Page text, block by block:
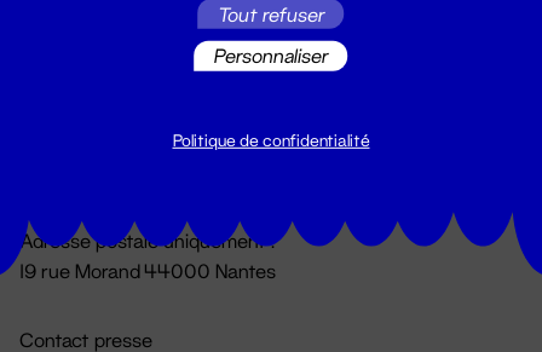
Du lundi au vendredi 14h → 18h
Adresse postale uniquement :
19 rue Morand 44000 Nantes
Contact presse
Tout refuser
Personnaliser
Politique de confidentialité